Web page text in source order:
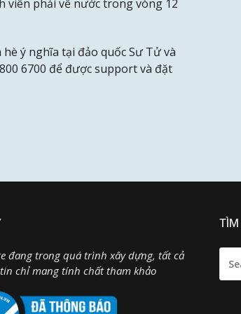
viên phải về nước trong vòng 12
ý nghĩa tại đảo quốc Sư Tử và
6700 để được support và đặt
đang trong quá trình xây dựng, tất cả
chỉ mang tính chất tham khảo
TÌM
FOR: